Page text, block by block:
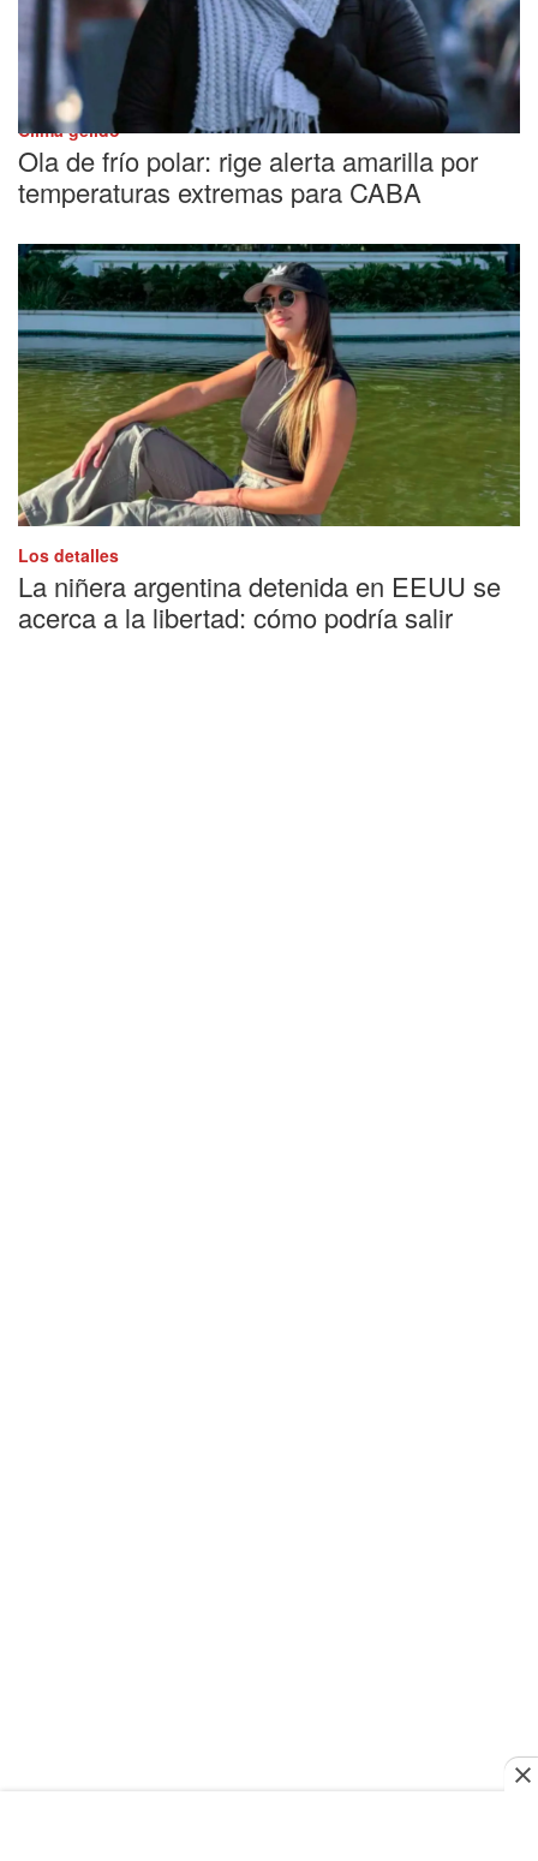
Clima gélido
Ola de frío polar: rige alerta amarilla por
temperaturas extremas para CABA
Los detalles
La niñera argentina detenida en EEUU se
acerca a la libertad: cómo podría salir